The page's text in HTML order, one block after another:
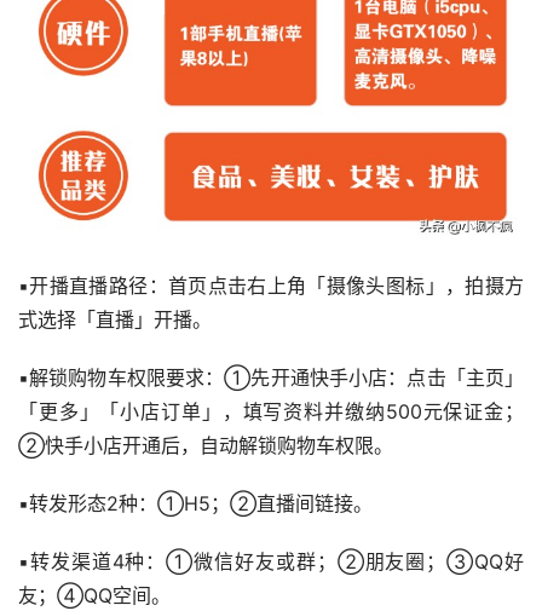
▪开播直播路径：首页点击右上角「摄像头图标」，拍摄方
式选择「直播」开播。
▪解锁购物车权限要求：①先开通快手小店：点击「主页」
「更多」「小店订单」，填写资料并缴纳500元保证金；
②快手小店开通后，自动解锁购物车权限。
▪转发形态2种：①H5；②直播间链接。
▪转发渠道4种：①微信好友或群；②朋友圈；③QQ好
友；④QQ空间。